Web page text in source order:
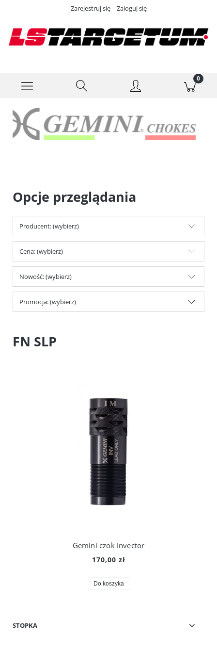
Zarejestruj się Zaloguj się
Opcje przeglądania
Producent: (wybierz)
Cena: (wybierz)
Nowość: (wybierz)
Promocja: (wybierz)
FN SLP
Gemini czok Invector
170,00 zł
Do koszyka
STOPKA